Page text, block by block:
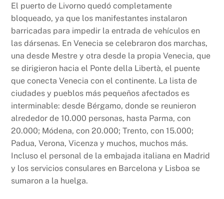
El puerto de Livorno quedó completamente
bloqueado, ya que los manifestantes instalaron
barricadas para impedir la entrada de vehículos en
las dársenas. En Venecia se celebraron dos marchas,
una desde Mestre y otra desde la propia Venecia, que
se dirigieron hacia el Ponte della Libertà, el puente
que conecta Venecia con el continente. La lista de
ciudades y pueblos más pequeños afectados es
interminable: desde Bérgamo, donde se reunieron
alrededor de 10.000 personas, hasta Parma, con
20.000; Módena, con 20.000; Trento, con 15.000;
Padua, Verona, Vicenza y muchos, muchos más.
Incluso el personal de la embajada italiana en Madrid
y los servicios consulares en Barcelona y Lisboa se
sumaron a la huelga.